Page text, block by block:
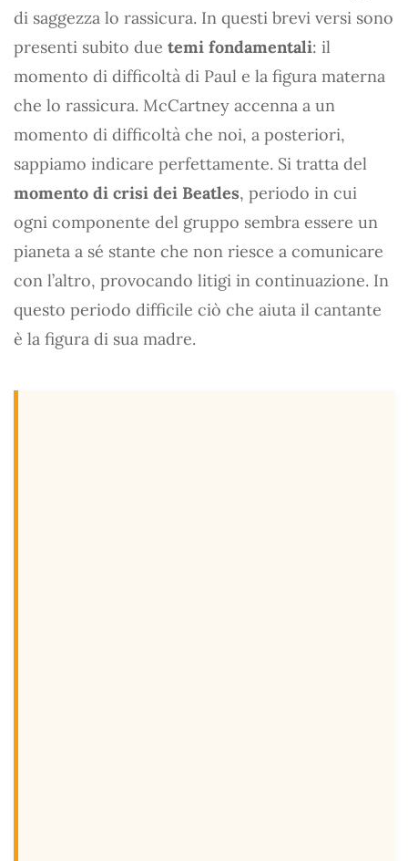
di saggezza lo rassicura. In questi brevi versi sono
presenti subito due temi fondamentali: il
momento di difficoltà di Paul e la figura materna
che lo rassicura. McCartney accenna a un
momento di difficoltà che noi, a posteriori,
sappiamo indicare perfettamente. Si tratta del
momento di crisi dei Beatles, periodo in cui
ogni componente del gruppo sembra essere un
pianeta a sé stante che non riesce a comunicare
con l’altro, provocando litigi in continuazione. In
questo periodo difficile ciò che aiuta il cantante
è la figura di sua madre.